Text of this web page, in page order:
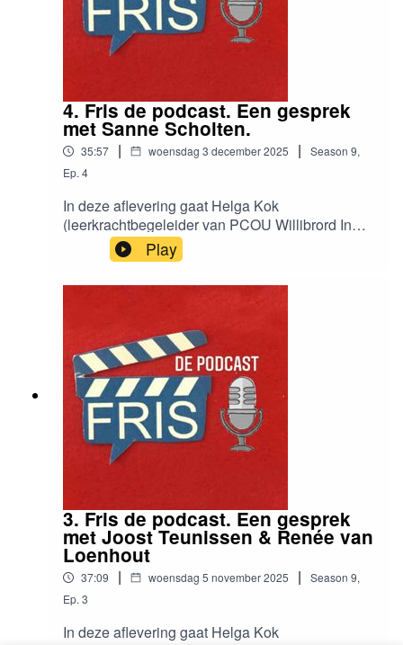
4. Fris de podcast. Een gesprek
met Sanne Scholten.
35:57 | woensdag 3 december 2025 | Season 9,
Ep. 4
In deze aflevering gaat Helga Kok
(leerkrachtbegeleider van PCOU Willibrord In
Utrecht) in gesprek met Sanne Scholten,
directeur van de PO-Raad.
Play
3. Fris de podcast. Een gesprek
met Joost Teunissen & Renée van
Loenhout
37:09 | woensdag 5 november 2025 | Season 9,
Ep. 3
In deze aflevering gaat Helga Kok